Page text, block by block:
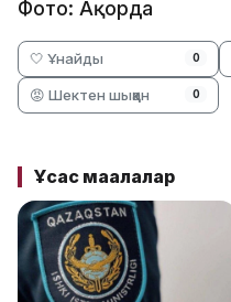
Фото: Ақорда
🤍 Ұнайды 0
😡 Шектен шыққан 0
Ұқсас мақалалар